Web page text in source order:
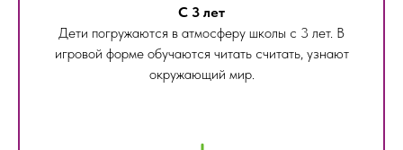
С 3 лет
Дети погружаются в атмосферу школы с 3 лет. В
игровой форме обучаются читать считать, узнают
окружающий мир.